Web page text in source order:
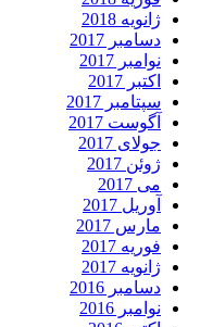
ژانویه 2018
دسامبر 2017
نوامبر 2017
اکتبر 2017
سپتامبر 2017
آگوست 2017
جولای 2017
ژوئن 2017
می 2017
آوریل 2017
مارس 2017
فوریه 2017
ژانویه 2017
دسامبر 2016
نوامبر 2016